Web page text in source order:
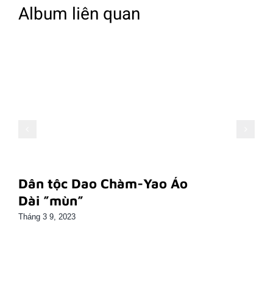
Album liên quan
Dân tộc Dao Chàm-Yao Áo
Dài ”mùn”
Tháng 3 9, 2023